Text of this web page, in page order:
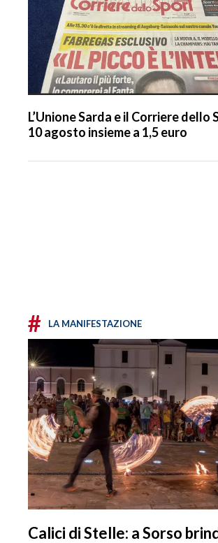
L’Unione Sarda e il Corriere dello
10 agosto insieme a 1,5 euro
# LA MANIFESTAZIONE
Calici di Stelle: a Sorso